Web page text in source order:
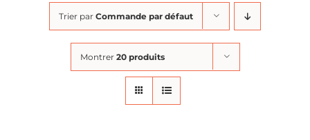
Trier par Commande par défaut
Montrer 20 produits